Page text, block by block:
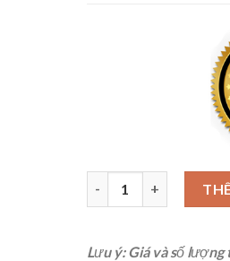
Mitutoyo 513-404-10T
Lưu ý: Giá và số